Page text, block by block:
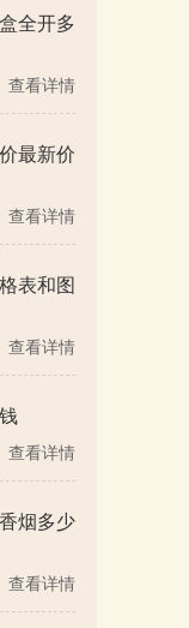
全开多
查看详情
最新价
查看详情
表和图
查看详情
查看详情
烟多少
查看详情